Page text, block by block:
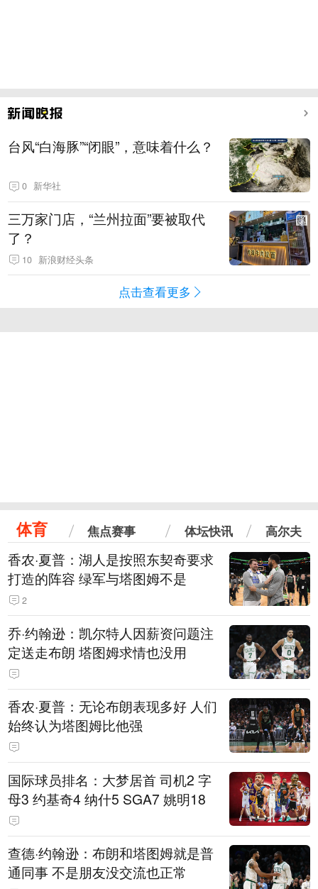
台风“白海豚”“闭眼”，意味着什么？
0 新华社
三万家门店，“兰州拉面”要被取代
了？
10 新浪财经头条
点击查看更多
体育 焦点赛事 体坛快讯 高尔夫
香农·夏普：湖人是按照东契奇要求
打造的阵容 绿军与塔图姆不是
2
乔·约翰逊：凯尔特人因薪资问题注
定送走布朗 塔图姆求情也没用
香农·夏普：无论布朗表现多好 人们
始终认为塔图姆比他强
国际球员排名：大梦居首 司机2 字
母3 约基奇4 纳什5 SGA7 姚明18
查德·约翰逊：布朗和塔图姆就是普
通同事 不是朋友没交流也正常